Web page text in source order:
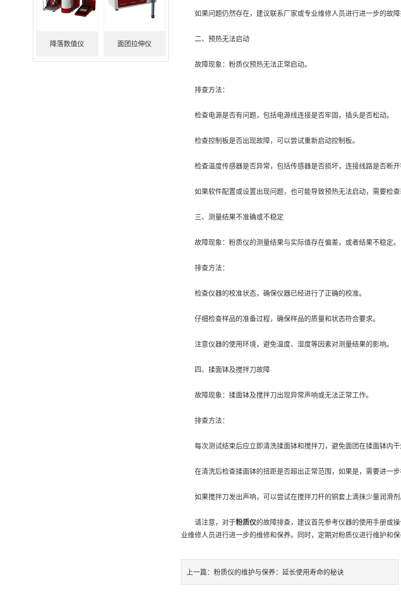
降落数值仪 面团拉伸仪
如果问题仍然存在，建议联系厂家或专业维修人员进行进一步的故障
二、预热无法启动
故障现象：粉质仪预热无法正常启动。
排查方法：
检查电源是否有问题，包括电源线连接是否牢固，插头是否松动。
检查控制板是否出现故障，可以尝试重新启动控制板。
检查温度传感器是否异常，包括传感器是否损坏，连接线路是否断开
如果软件配置或设置出现问题，也可能导致预热无法启动，需要检查
三、测量结果不准确或不稳定
故障现象：粉质仪的测量结果与实际值存在偏差，或者结果不稳定。
排查方法：
检查仪器的校准状态，确保仪器已经进行了正确的校准。
仔细检查样品的准备过程，确保样品的质量和状态符合要求。
注意仪器的使用环境，避免温度、湿度等因素对测量结果的影响。
四、揉面钵及搅拌刀故障
故障现象：揉面钵及搅拌刀出现异常声响或无法正常工作。
排查方法：
每次测试结束后应立即清洗揉面钵和搅拌刀，避免面团在揉面钵内干
在清洗后检查揉面钵的扭距是否超出正常范围，如果是，需要进一步
如果搅拌刀发出声响，可以尝试在搅拌刀杆的铜套上滴抹少量润滑剂
请注意，对于粉质仪的故障排查，建议首先参考仪器的使用手册或
业维修人员进行进一步的维修和保养。同时，定期对粉质仪进行维护和
上一篇： 粉质仪的维护与保养：延长使用寿命的秘诀